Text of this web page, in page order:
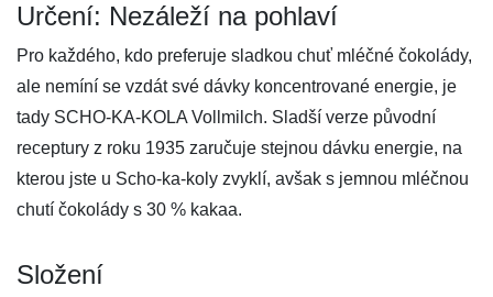
Určení: Nezáleží na pohlaví
Pro každého, kdo preferuje sladkou chuť mléčné čokolády,
ale nemíní se vzdát své dávky koncentrované energie, je
tady SCHO-KA-KOLA Vollmilch. Sladší verze původní
receptury z roku 1935 zaručuje stejnou dávku energie, na
kterou jste u Scho-ka-koly zvyklí, avšak s jemnou mléčnou
chutí čokolády s 30 % kakaa.
Složení